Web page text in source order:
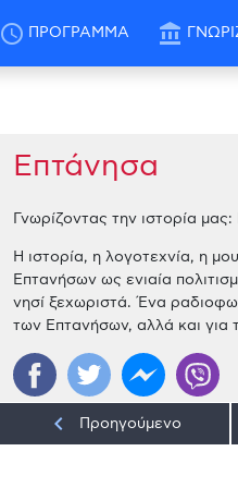
schedule ΠΡΟΓΡΑΜΜΑ account_balance
Επτάνησα
Γνωρίζοντας την ιστορία
Η ιστορία, η λογοτεχνία, η
Επτανήσων ως ενιαία
νησί ξεχωριστά. Ένα
των Επτανήσων, αλλά και για
keyboard_arrow_left Προηγούμενο